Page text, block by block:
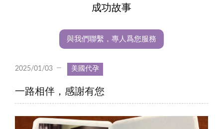
成功故事
與我們聯繫，專人爲您服務
2025/01/03 美國代孕
一路相伴，感謝有您